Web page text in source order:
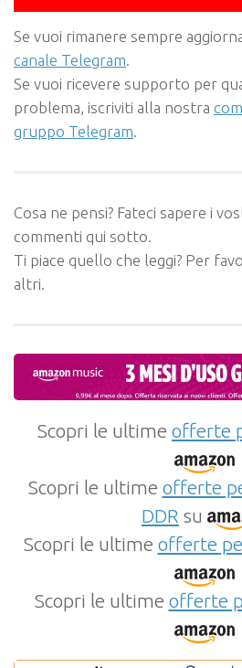
Se vuoi rimanere sempre
canale Telegram
Se vuoi ricevere supporto per
problema, iscriviti alla nostra
gruppo Telegram
Cosa ne pensi? Fateci sapere i
commenti qui sotto.
Ti piace quello che leggi? Per
altri.
Scopri le ultime offerte
Scopri le ultime offerte
DDR su
Scopri le ultime offerte
Scopri le ultime offerte